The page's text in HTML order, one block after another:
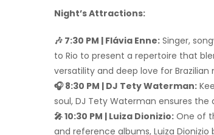
Night’s Attractions:
🎶 7:30 PM | Flávia Enne: Singer,
to Rio to present a repertoire that
versatility and deep love for Brazilian
🎧 8:30 PM | DJ Tety Waterman:
soul, DJ Tety Waterman ensures
🎤 10:30 PM | Luiza Dionizio: One of
and reference albums, Luiza